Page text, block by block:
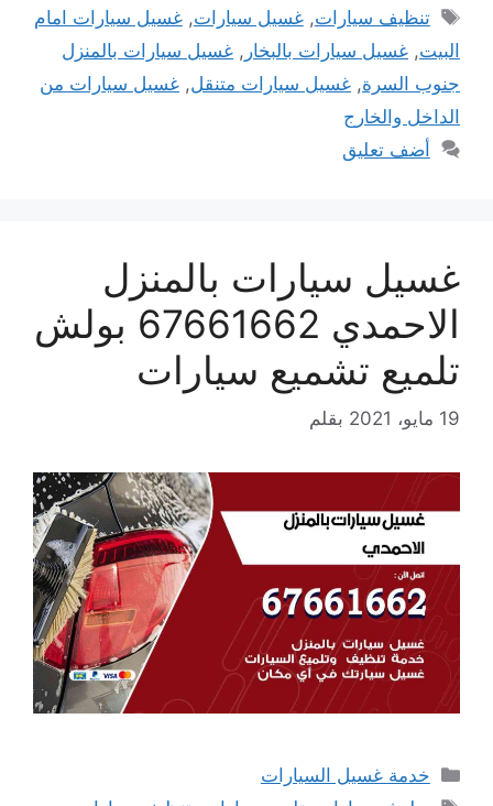
الوسوم
تنظيف سيارات,غسيل سيارات,غسيل سيارات امام
البيت, غسيل سيارات بالبخار , غسيل سيارات بالمنزل
جنوب السرة, غسيل سيارات متنقل, غسيل سيارات من
الداخل والخارج
أضف تعليق
غسيل سيارات بالمنزل
الاحمدي 67661662 بولش
تلميع تشميع سيارات
19 مايو، 2021 بقلم
التصنيفات
خدمة غسيل السيارات